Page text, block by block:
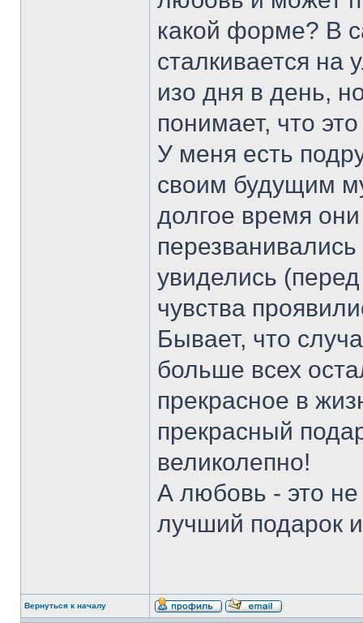
какой форме? В
сталкивается на
изо дня в день,
понимает, что
У меня есть
своим будущим
долгое время
увиделись
чувства
Бывает, что
больше всех
прекрасное в
прекрасный
великолепно!
А любовь - это
лучший подарок
Вернуться к началу